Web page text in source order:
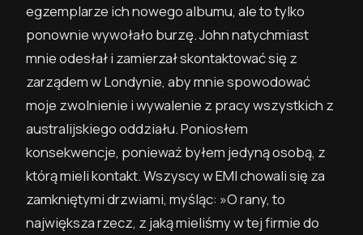
egzemplarze ich nowego albumu, ale to tylko
ponownie wywołało burzę. John natychmiast
mnie odesłał i zamierzał skontaktować się z
zarządem w Londynie, aby mnie spowodować
moje zwolnienie i wywalenie z pracy wszystkich z
australijskiego oddziału. Poniosłem
konsekwencje, ponieważ byłem jedyną osobą, z
którą mieli kontakt. Wszyscy w EMI chowali się za
zamkniętymi drzwiami, myśląc: »O rany, to
największa rzecz, z jaką mieliśmy w tej firmie do